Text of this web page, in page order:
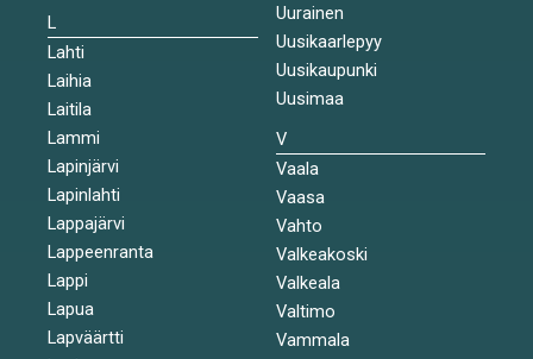
L
Lahti
Laihia
Laitila
Lammi
Lapinjärvi
Lapinlahti
Lappajärvi
Lappeenranta
Lappi
Lapua
Lapväärtti
Uurainen
Uusikaarlepyy
Uusikaupunki
Uusimaa
V
Vaala
Vaasa
Vahto
Valkeakoski
Valkeala
Valtimo
Vammala